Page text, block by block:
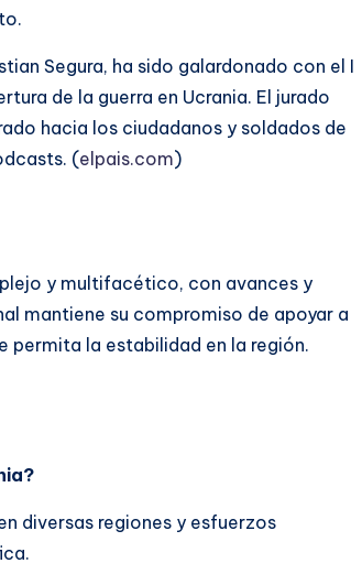
Segura, ha sido galardonado con el I
de la guerra en Ucrania. El jurado
hacia los ciudadanos y soldados de
(elpais.com)
y multifacético, con avances y
mantiene su compromiso de apoyar a
permita la estabilidad en la región.
diversas regiones y esfuerzos